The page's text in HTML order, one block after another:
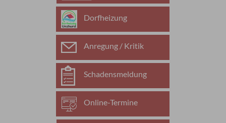
Dorfheizung
Anregung / Kritik
Schadensmeldung
Online-Termine